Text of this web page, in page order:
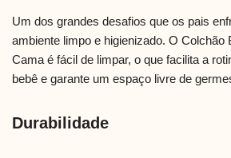
Um dos grandes desafios que os pais
ambiente limpo e higienizado. O Colchão
Cama é fácil de limpar, o que facilita a
bebê e garante um espaço livre de
Durabilidade